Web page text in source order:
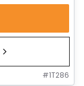
#1T286